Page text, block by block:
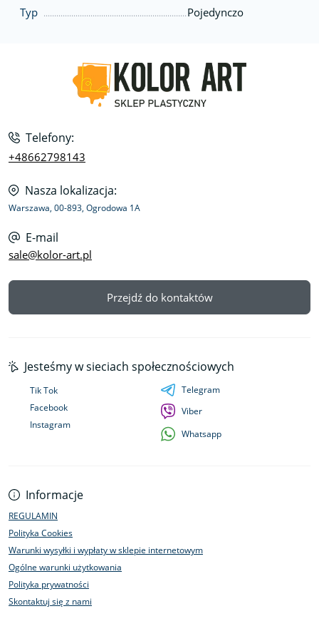
Typ Pojedynczo
Telefony:
+48662798143
Nasza lokalizacja:
Warszawa, 00-893, Ogrodowa 1A
E-mail
sale@kolor-art.pl
Przejdź do kontaktów
Informacje
REGULAMIN
Polityka Cookies
Warunki wysyłki i wypłaty w sklepie internetowym
Ogólne warunki użytkowania
Polityka prywatności
Skontaktuj się z nami
Jesteśmy w sieciach społecznościowych
Tik Tok
Facebook
Instagram
Telegram
Viber
Whatsapp